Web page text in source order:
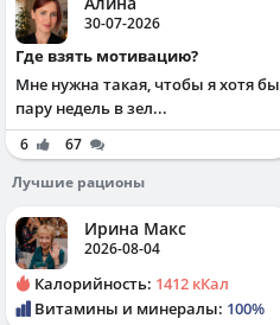
30-07-2026
Где взять мотивацию?
Мне нужна такая, чтобы я хотя бы
пару недель в зел...
6
67
Лучшие рационы
Ирина Макс
2026-08-04
Калорийность: 1412 кКал
Витамины и минералы: 100%